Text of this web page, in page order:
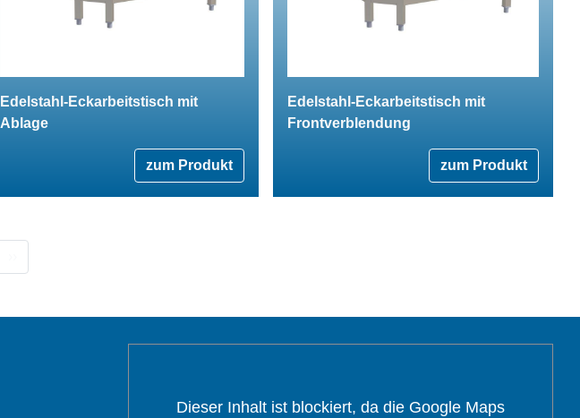
Edelstahl-Eckarbeitstisch mit
Ablage
zum Produkt
Edelstahl-Eckarbeitstisch mit
Frontverblendung
zum Produkt
Dieser Inhalt ist blockiert, da die Google Maps